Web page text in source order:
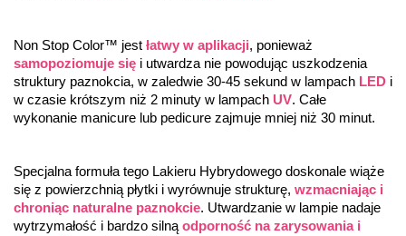
Non Stop Color™ jest łatwy w aplikacji
samopoziomuje się i utwardza nie powodując uszkodzenia
struktury paznokcia, w zaledwie 30-45 sekund w lampach LED i
w czasie krótszym niż 2 minuty w lampach UV. Całe
wykonanie manicure lub pedicure zajmuje mniej niż 30 minut.
Specjalna formuła tego Lakieru Hybrydowego doskonale wiąże
się z powierzchnią płytki i wyrównuje strukturę, wzmacniając i
chroniąc naturalne paznokcie. Utwardzanie w lampie nadaje
wytrzymałość i bardzo silną odporność na zarysowania i